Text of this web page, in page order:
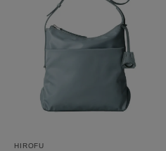
HIROFU